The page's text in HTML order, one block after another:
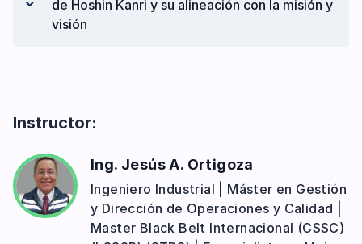
Cálculo de los límites de control – Análisis
avanzado de control de calidad de
Excel de control de objetivos
de Hoshin Kanri y su alineación con la misión y
visión
Hoshin Kanri
Tabla comparativa de Mieruka de la
fábrica visual
Instructor:
Ing. Jesús A. Ortigoza
Ingeniero Industrial | Máster en Gestión
y Dirección de Operaciones y Calidad |
Master Black Belt Internacional (CSSC)